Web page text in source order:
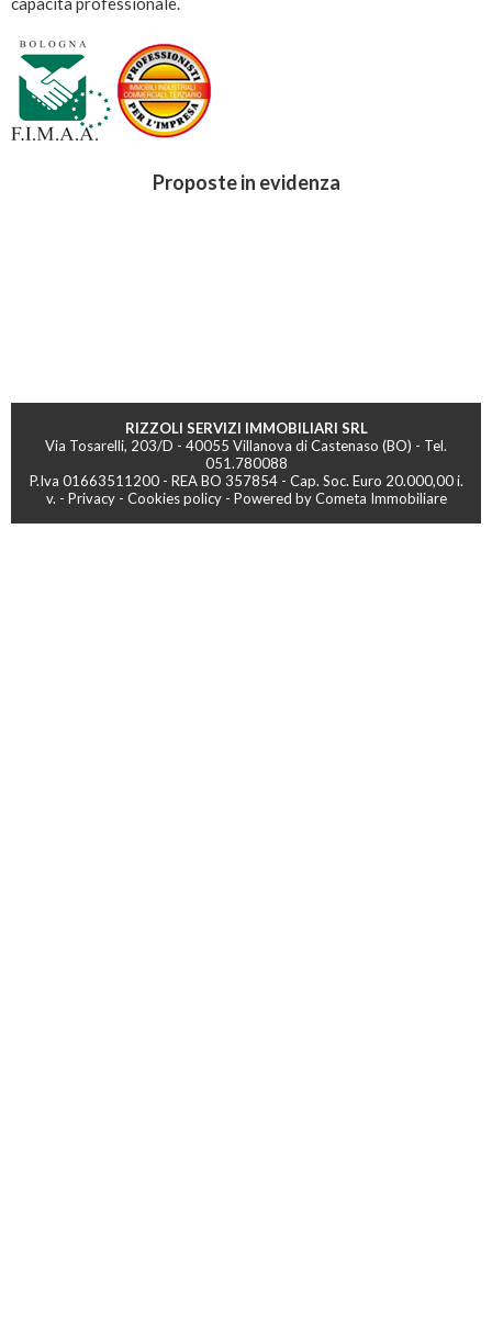
Proposte in evidenza
RIZZOLI SERVIZI IMMOBILIARI SRL
Via Tosarelli, 203/D - 40055 Villanova di Castenaso (BO) - Tel.
051.780088
P.Iva 01663511200 - REA BO 357854 - Cap. Soc. Euro 20.000,00 i.
v. - Privacy- Cookies policy- Powered by Cometa Immobiliare